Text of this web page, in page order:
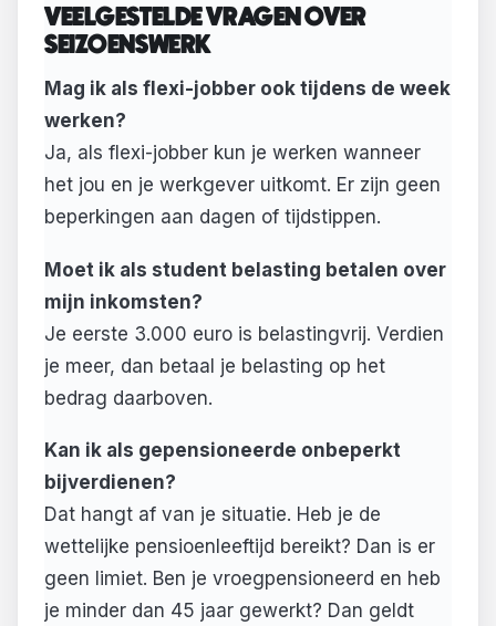
VEELGESTELDE VRAGEN OVER
SEIZOENSWERK
Mag ik als flexi-jobber ook tijdens de week
werken?
Ja, als flexi-jobber kun je werken wanneer
het jou en je werkgever uitkomt. Er zijn geen
beperkingen aan dagen of tijdstippen.
Moet ik als student belasting betalen over
mijn inkomsten?
Je eerste 3.000 euro is belastingvrij. Verdien
je meer, dan betaal je belasting op het
bedrag daarboven.
Kan ik als gepensioneerde onbeperkt
bijverdienen?
Dat hangt af van je situatie. Heb je de
wettelijke pensioenleeftijd bereikt? Dan is er
geen limiet. Ben je vroegpensioneerd en heb
je minder dan 45 jaar gewerkt? Dan geldt